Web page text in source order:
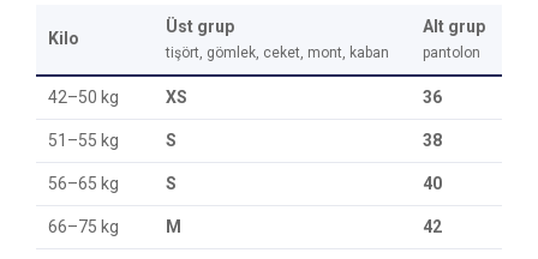
Kilo
Üst grup
tişört, gömlek, ceket, mont, kaban
Alt grup
pantolon
42–50 kg XS 36
51–55 kg S 38
56–65 kg S 40
66–75 kg M 42